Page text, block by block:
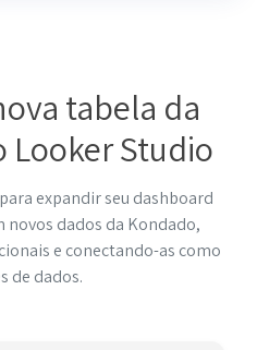
tabela da
Looker Studio
expandir seu dashboard
novos dados da Kondado,
e conectando-as como
de dados.